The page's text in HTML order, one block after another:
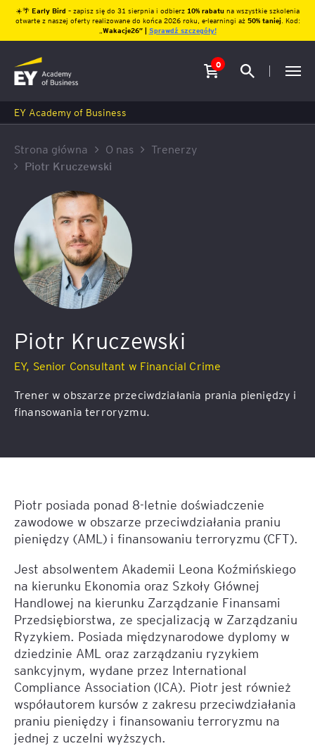
☀️🌴 Early Bird – zapisz się do 31 sierpnia i odbierz10% rabatu na wszystkie szkolenia
otwarte z naszej oferty realizowane do końca 2026 roku, e-learningi aż 50% taniej. Kod:
Wakacje26″ | Sprawdź szczegóły!
0
EY Academy of Business
Strona główna O nas
Trenerzy
Piotr Kruczewski
Piotr Kruczewski
EY, Senior Consultant w Financial Crime
Trener w obszarze przeciwdziałania prania pieniędzy i
finansowania terroryzmu.
Piotr posiada ponad 8-letnie doświadczenie
zawodowe w obszarze przeciwdziałania praniu
pieniędzy (AML) i finansowaniu terroryzmu (CFT).
Jest absolwentem Akademii Leona Koźmińskiego
na kierunku Ekonomia oraz Szkoły Głównej
Handlowej na kierunku Zarządzanie Finansami
Przedsiębiorstwa, ze specjalizacją w Zarządzaniu
Ryzykiem. Posiada międzynarodowe dyplomy w
dziedzinie AML oraz zarządzaniu ryzykiem
sankcyjnym, wydane przez International
Compliance Association (ICA). Piotr jest również
współautorem kursów z zakresu przeciwdziałania
praniu pieniędzy i finansowaniu terroryzmu na
jednej z uczelni wyższych.